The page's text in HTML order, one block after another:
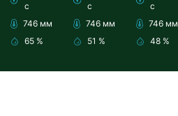
с
746 мм
65 %
с
746 мм
51 %
с
746 мм
48 %